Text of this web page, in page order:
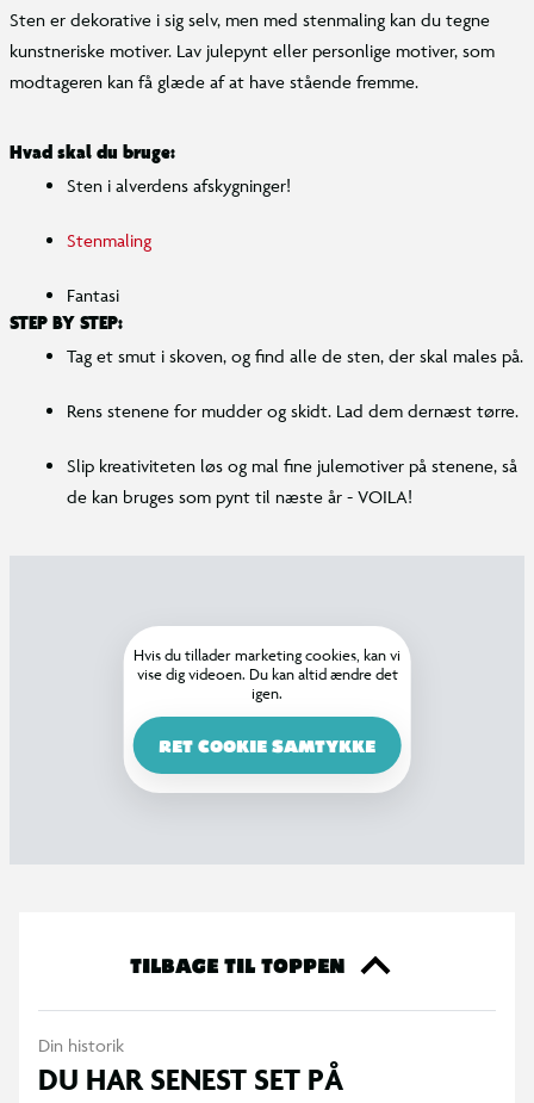
Sten er dekorative i sig selv, men med stenmaling kan du tegne
kunstneriske motiver. Lav julepynt eller personlige motiver, som
modtageren kan få glæde af at have stående fremme.
Hvad skal du bruge:
Sten i alverdens afskygninger!
Stenmaling
Fantasi
STEP BY STEP:
Tag et smut i skoven, og find alle de sten, der skal males på.
Rens stenene for mudder og skidt. Lad dem dernæst tørre.
Slip kreativiteten løs og mal fine julemotiver på stenene, så
de kan bruges som pynt til næste år - VOILA!
Hvis du tillader marketing cookies, kan vi
vise dig videoen. Du kan altid ændre det
igen.
RET COOKIE SAMTYKKE
TILBAGE TIL TOPPEN
Din historik
DU HAR SENEST SET PÅ